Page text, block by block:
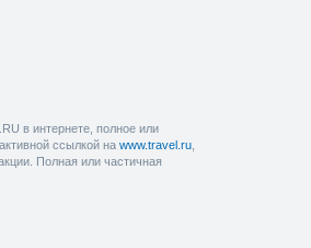
в интернете, полное или
ссылкой на www.travel.ru
Полная или частичная